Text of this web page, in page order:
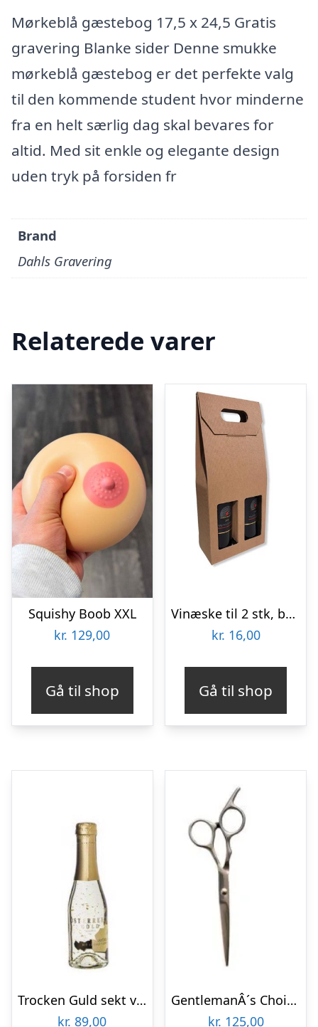
Mørkeblå gæstebog 17,5 x 24,5 Gratis
gravering Blanke sider Denne smukke
mørkeblå gæstebog er det perfekte valg
til den kommende student hvor minderne
fra en helt særlig dag skal bevares for
altid. Med sit enkle og elegante design
uden tryk på forsiden fr
Brand
Dahls Gravering
Relaterede varer
Squishy Boob XXL
kr. 129,00
Gå til shop
Vinæske til 2 stk, brun
kr. 16,00
Gå til shop
Trocken Guld sekt vin, 20 cl. i Guldbarre Gaveæske
kr. 89,00
GentlemanÂ´s Choice – Skægsaks
kr. 125,00